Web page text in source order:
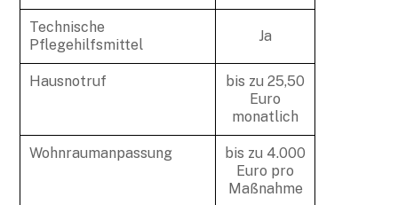
Technische
Pflegehilfsmittel
Ja
Hausnotruf
bis zu 25,50
Euro
monatlich
Wohnraumanpassung
bis zu 4.000
Euro pro
Maßnahme